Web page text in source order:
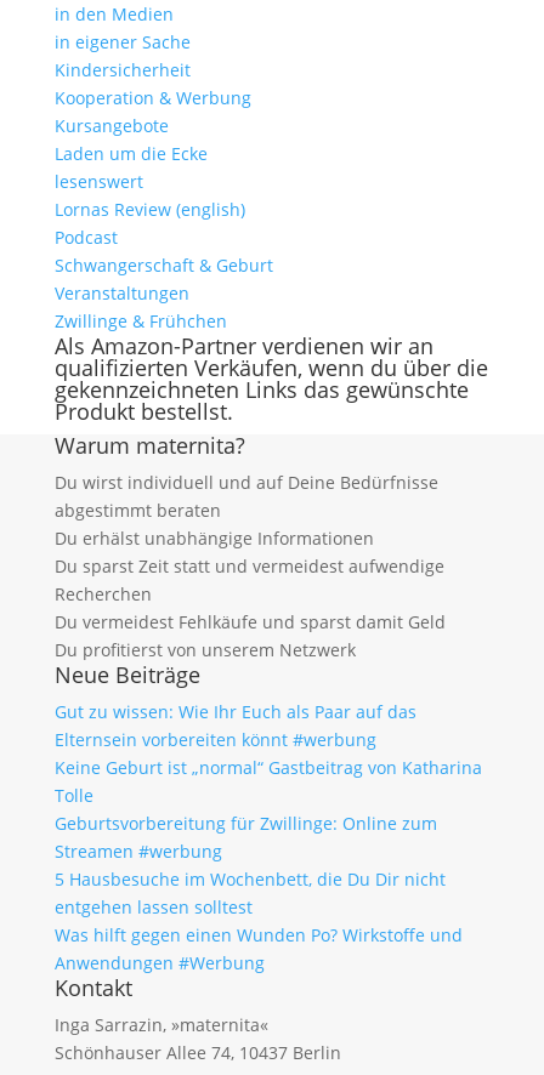
in den Medien
in eigener Sache
Kindersicherheit
Kooperation & Werbung
Kursangebote
Laden um die Ecke
lesenswert
Lornas Review (english)
Podcast
Schwangerschaft & Geburt
Veranstaltungen
Zwillinge & Frühchen
Als Amazon-Partner verdienen wir an
qualifizierten Verkäufen, wenn du über die
gekennzeichneten Links das gewünschte
Produkt bestellst.
Warum maternita?
Du wirst individuell und auf Deine Bedürfnisse
abgestimmt beraten
Du erhälst unabhängige Informationen
Du sparst Zeit statt und vermeidest aufwendige
Recherchen
Du vermeidest Fehlkäufe und sparst damit Geld
Du profitierst von unserem Netzwerk
Neue Beiträge
Gut zu wissen: Wie Ihr Euch als Paar auf das
Elternsein vorbereiten könnt #werbung
Keine Geburt ist „normal“ Gastbeitrag von Katharina
Tolle
Geburtsvorbereitung für Zwillinge: Online zum
Streamen #werbung
5 Hausbesuche im Wochenbett, die Du Dir nicht
entgehen lassen solltest
Was hilft gegen einen Wunden Po? Wirkstoffe und
Anwendungen #Werbung
Kontakt
Inga Sarrazin, »maternita«
Schönhauser Allee 74, 10437 Berlin